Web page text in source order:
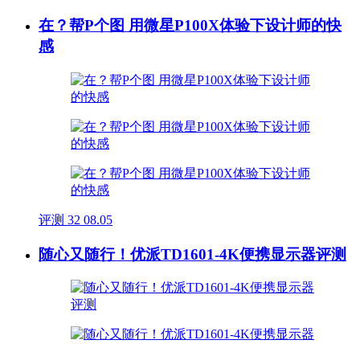
在？帮P个图 用微星P100X体验下设计师的快
感
评测 32 08.05
随心又随行！优派TD1601-4K便携显示器评测